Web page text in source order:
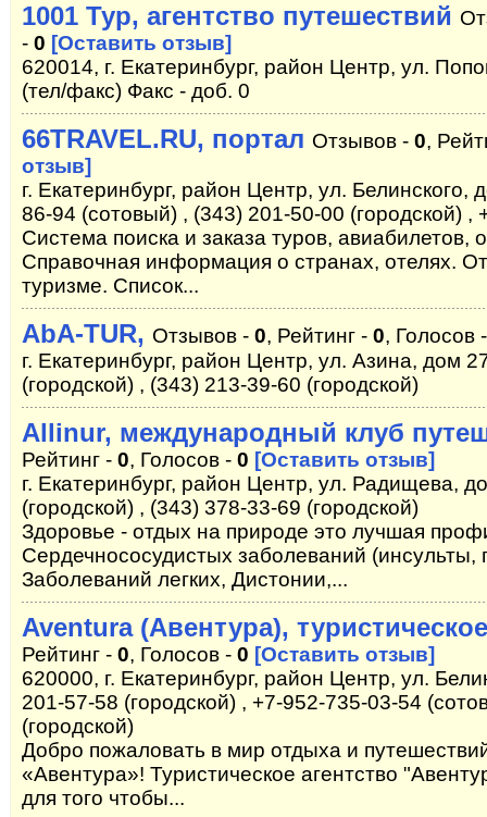
1001 Тур, агентство путешествий
- 0 [Оставить отзыв]
620014, г. Екатеринбург, район Центр, ул.
(тел/факс) Факс - доб. 0
66TRAVEL.RU, портал Отзывов - 0,
отзыв]
г. Екатеринбург, район Центр, ул.
86-94 (сотовый) , (343) 201-50-00 (городской) ,
Система поиска и заказа туров, авиабилетов,
Справочная информация о странах, отелях.
туризме. Список...
AbA-TUR, Отзывов - 0, Рейтинг - 0, Голосов
г. Екатеринбург, район Центр, ул. Азина, дом
(городской) , (343) 213-39-60 (городской)
Allinur, международный клуб
Рейтинг - 0, Голосов - 0 [Оставить отзыв]
г. Екатеринбург, район Центр, ул. Радищева,
(городской) , (343) 378-33-69 (городской)
Здоровье - отдых на природе это лучшая
Сердечнососудистых заболеваний (инсульты,
Заболеваний легких, Дистонии,...
Aventura (Авентура),
Рейтинг - 0, Голосов - 0 [Оставить отзыв]
620000, г. Екатеринбург, район Центр, ул.
201-57-58 (городской) , +7-952-735-03-54
(городской)
Добро пожаловать в мир отдыха и
«Авентура»! Туристическое агентство
для того чтобы...